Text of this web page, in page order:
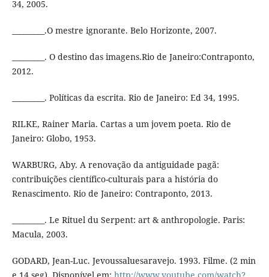
34, 2005.
_________.O mestre ignorante. Belo Horizonte, 2007.
_________. O destino das imagens.Rio de Janeiro:Contraponto,
2012.
_________. Políticas da escrita. Rio de Janeiro: Ed 34, 1995.
RILKE, Rainer Maria. Cartas a um jovem poeta. Rio de
Janeiro: Globo, 1953.
WARBURG, Aby. A renovação da antiguidade pagã:
contribuições científico-culturais para a história do
Renascimento. Rio de Janeiro: Contraponto, 2013.
_________. Le Rituel du Serpent: art & anthropologie. Paris:
Macula, 2003.
GODARD, Jean-Luc. Jevoussaluesaravejo. 1993. Filme. (2 min